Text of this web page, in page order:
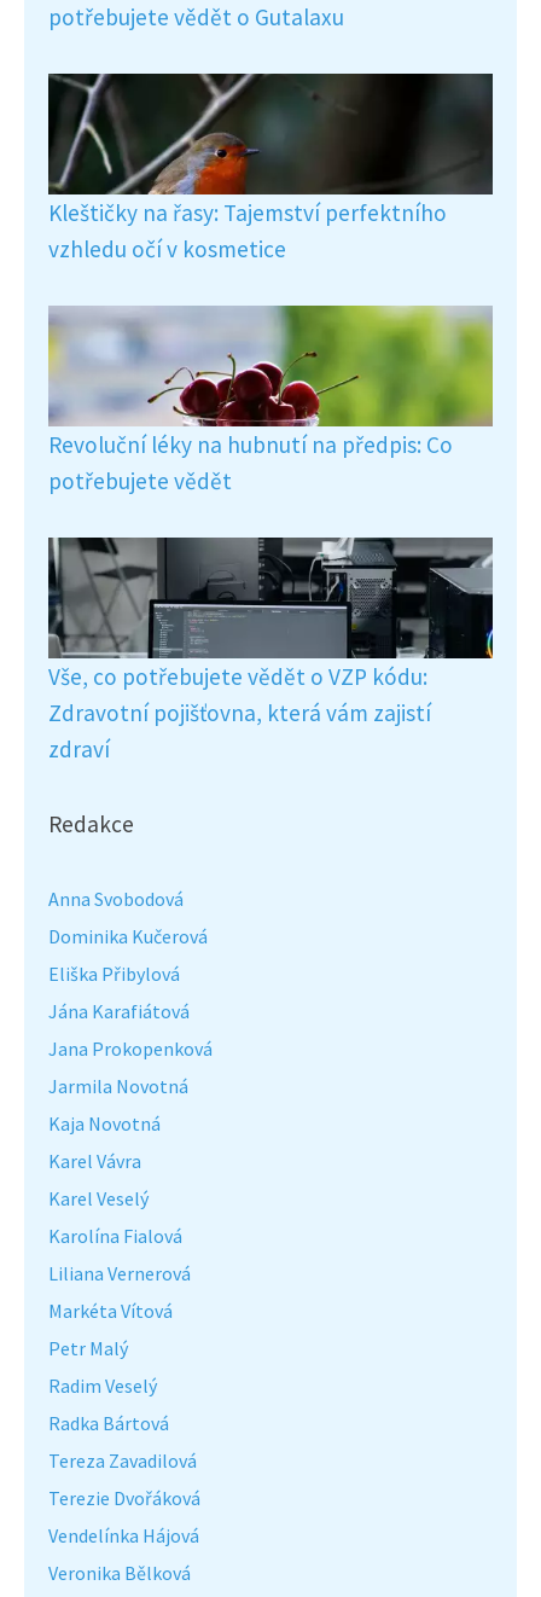
potřebujete vědět o Gutalaxu
Kleštičky na řasy: Tajemství perfektního
vzhledu očí v kosmetice
Revoluční léky na hubnutí na předpis: Co
potřebujete vědět
Vše, co potřebujete vědět o VZP kódu:
Zdravotní pojišťovna, která vám zajistí
zdraví
Redakce
Anna Svobodová
Dominika Kučerová
Eliška Přibylová
Jána Karafiátová
Jana Prokopenková
Jarmila Novotná
Kaja Novotná
Karel Vávra
Karel Veselý
Karolína Fialová
Liliana Vernerová
Markéta Vítová
Petr Malý
Radim Veselý
Radka Bártová
Tereza Zavadilová
Terezie Dvořáková
Vendelínka Hájová
Veronika Bělková